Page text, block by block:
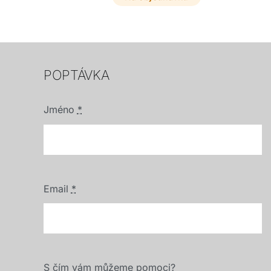
potřebám.
POPTÁVKA
Jméno *
Email *
S čím vám můžeme pomoci?